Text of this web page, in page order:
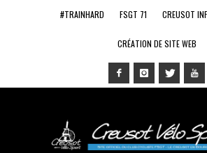
#TRAINHARD FSGT 71 CREUSOT
CRÉATION DE SITE WEB